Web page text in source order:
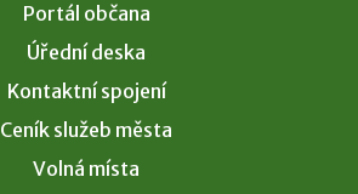
Portál občana
Úřední deska
Kontaktní spojení
Ceník služeb města
Volná místa